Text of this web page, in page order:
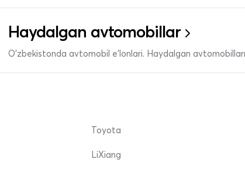
Haydalgan avtomobillar
O'zbekistonda avtomobil e’lonlari. Haydalgan
Toyota
LiXiang